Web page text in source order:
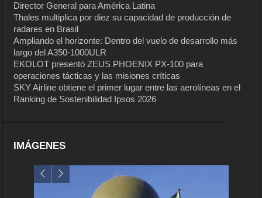
Director General para América Latina
Thales multiplica por diez su capacidad de producción de
radares en Brasil
Ampliando el horizonte: Dentro del vuelo de desarrollo más
largo del A350-1000ULR
EKOLOT presentó ZEUS PHOENIX PX-100 para
operaciones tácticas y las misiones críticas
SKY Airline obtiene el primer lugar entre las aerolíneas en el
Ranking de Sostenibilidad Ipsos 2026
IMÁGENES